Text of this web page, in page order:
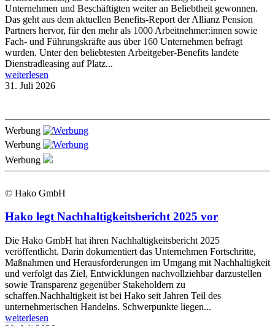
Unternehmen und Beschäftigten weiter an Beliebtheit gewonnen.
Das geht aus dem aktuellen Benefits-Report der Allianz Pension
Partners hervor, für den mehr als 1000 Arbeitnehmer:innen sowie
Fach- und Führungskräfte aus über 160 Unternehmen befragt
wurden. Unter den beliebtesten Arbeitgeber-Benefits landete
Dienstradleasing auf Platz...
weiterlesen
31. Juli 2026
Werbung
Werbung
Werbung
© Hako GmbH
Hako legt Nachhaltigkeitsbericht 2025 vor
Die Hako GmbH hat ihren Nachhaltigkeitsbericht 2025
veröffentlicht. Darin dokumentiert das Unternehmen Fortschritte,
Maßnahmen und Herausforderungen im Umgang mit Nachhaltigkeit
und verfolgt das Ziel, Entwicklungen nachvollziehbar darzustellen
sowie Transparenz gegenüber Stakeholdern zu
schaffen.Nachhaltigkeit ist bei Hako seit Jahren Teil des
unternehmerischen Handelns. Schwerpunkte liegen...
weiterlesen